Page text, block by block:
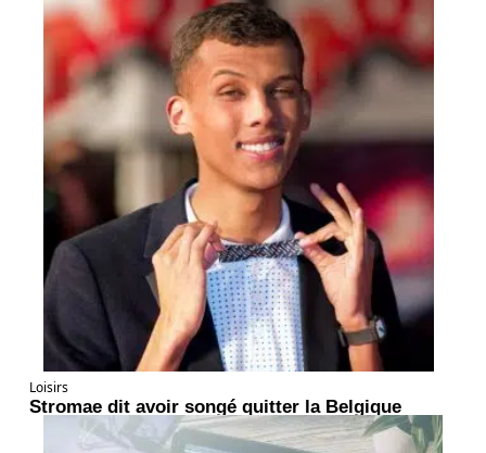
Loisirs
Stromae dit avoir songé quitter la Belgique